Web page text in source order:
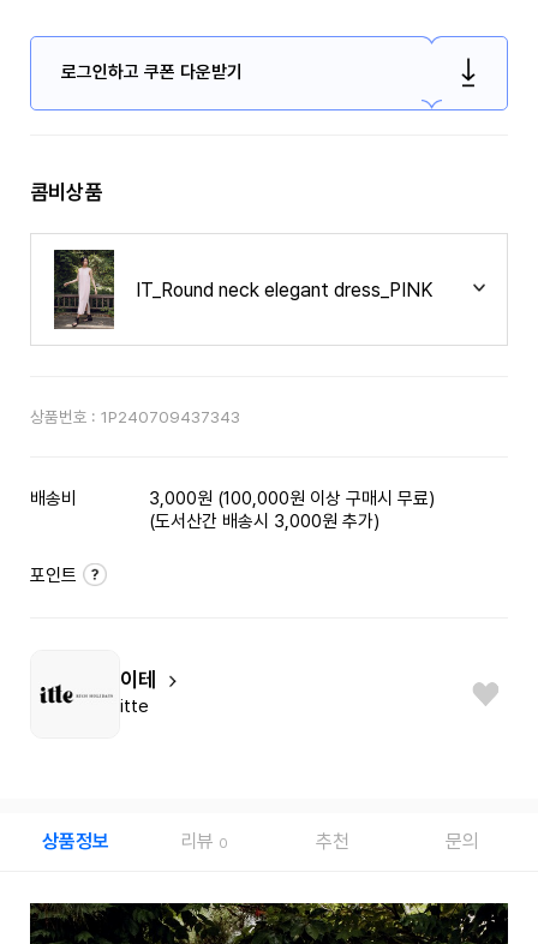
로그인하고 쿠폰 다운받기
콤비상품
IT_Round neck elegant dress_PINK
상품번호 : 1P240709437343
배송비
3,000원 (100,000원 이상 구매시 무료)
(도서산간 배송시 3,000원 추가)
포인트
이테
itte
상품정보 리뷰 0 추천 문의